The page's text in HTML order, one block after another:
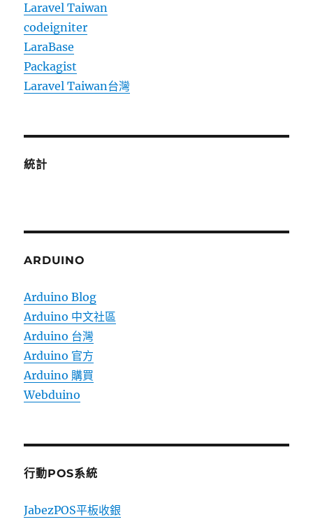
Laravel Taiwan
codeigniter
LaraBase
Packagist
Laravel Taiwan台灣
統計
ARDUINO
Arduino Blog
Arduino 中文社區
Arduino 台灣
Arduino 官方
Arduino 購買
Webduino
行動POS系統
JabezPOS平板收銀